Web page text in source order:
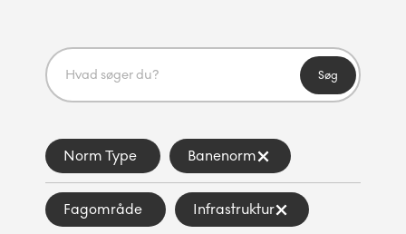
Søg
Norm Type Banenorm
Fagområde Infrastruktur